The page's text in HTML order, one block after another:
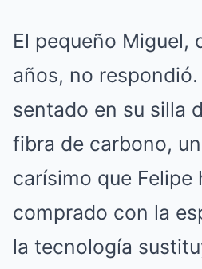
El pequeño Miguel,
años, no respondió.
sentado en su silla
fibra de carbono,
carísimo que Felipe
comprado con la
la tecnología